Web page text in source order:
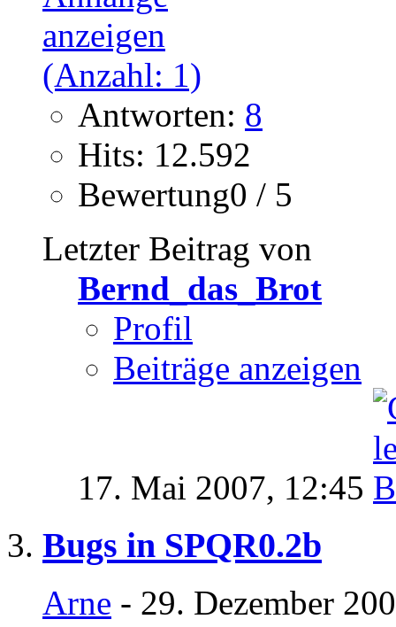
Antworten: 8
Hits: 12.592
Bewertung0 / 5
Letzter Beitrag von
Bernd_das_Brot
Profil
Beiträge anzeigen
17. Mai 2007, 12:45
Bugs in SPQR0.2b
Arne - 29. Dezember